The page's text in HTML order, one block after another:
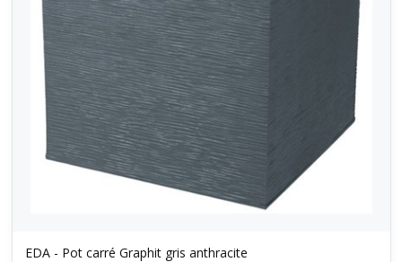
EDA - Pot carré Graphit gris anthracite